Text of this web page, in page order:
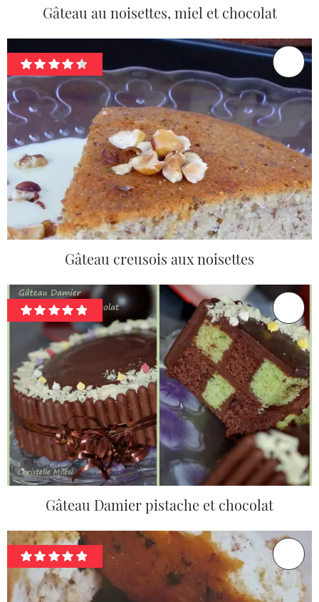
Gâteau au noisettes, miel et chocolat
Gâteau creusois aux noisettes
Gâteau Damier pistache et chocolat